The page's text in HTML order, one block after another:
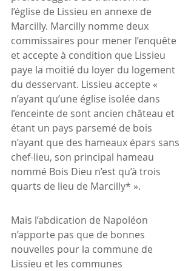
l’église de Lissieu en annexe de
Marcilly. Marcilly nomme deux
commissaires pour mener l’enquête
et accepte à condition que Lissieu
paye la moitié du loyer du logement
du desservant. Lissieu accepte «
n’ayant qu’une église isolée dans
l’enceinte de sont ancien château et
étant un pays parsemé de bois
n’ayant que des hameaux épars sans
chef-lieu, son principal hameau
nommé Bois Dieu n’est qu’à trois
quarts de lieu de Marcilly* ».
Mais l’abdication de Napoléon
n’apporte pas que de bonnes
nouvelles pour la commune de
Lissieu et les communes